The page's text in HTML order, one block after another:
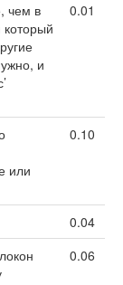
чем в
и
0.01
или
0.10
0.04
0.06